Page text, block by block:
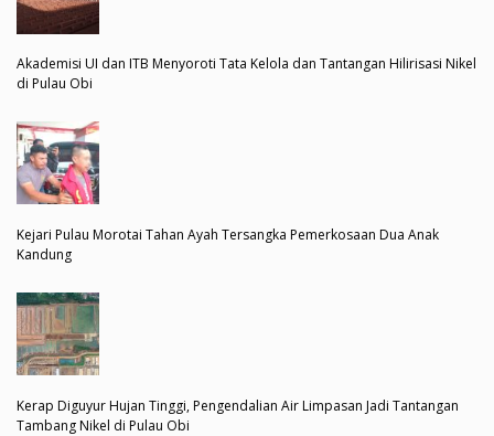
Akademisi UI dan ITB Menyoroti Tata Kelola dan Tantangan Hilirisasi Nikel
di Pulau Obi
Kejari Pulau Morotai Tahan Ayah Tersangka Pemerkosaan Dua Anak
Kandung
Kerap Diguyur Hujan Tinggi, Pengendalian Air Limpasan Jadi Tantangan
Tambang Nikel di Pulau Obi